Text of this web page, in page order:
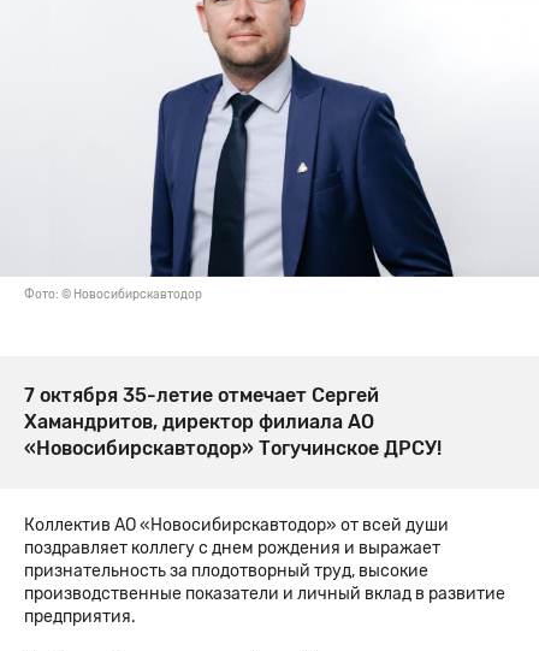
Фото: © Новосибирскавтодор
7 октября 35-летие отмечает Сергей
Хамандритов, директор филиала АО
«Новосибирскавтодор» Тогучинское ДРСУ!
Коллектив АО «Новосибирскавтодор» от всей души
поздравляет коллегу с днем рождения и выражает
признательность за плодотворный труд, высокие
производственные показатели и личный вклад в развитие
предприятия.